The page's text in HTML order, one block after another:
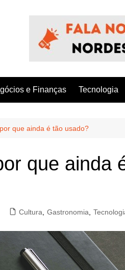
e Finanças Tecnologia
que ainda é tão usado?
que ainda
Cultura Gastronomia